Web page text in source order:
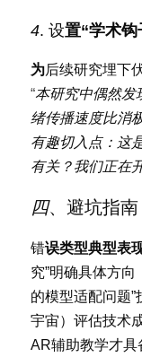
4. 设置“学术钩
为后续研究埋下
“本研究中偶然发
绪传播速度比消
有趣切入点：这
有关？我们正在
四、避坑指
错误类型典型表
究”明确具体方
的模型适配问题
宇宙）评估技术
AR辅助教学才具